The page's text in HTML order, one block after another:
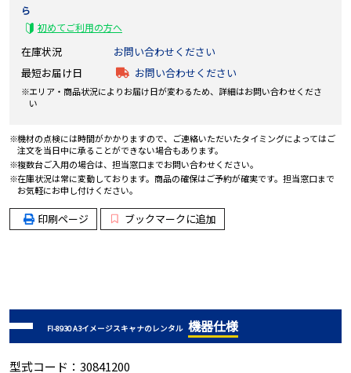
ら
初めてご利用の方へ
在庫状況
お問い合わせください
最短お届け日
お問い合わせください
エリア・商品状況によりお届け日が変わるため、詳細はお問い合わせくださ
い
機材の点検には時間がかかりますので、ご連絡いただいたタイミングによってはご
注文を当日中に承ることができない場合もあります。
複数台ご入用の場合は、担当窓口までお問い合わせください。
在庫状況は常に変動しております。商品の確保はご予約が確実です。担当窓口まで
お気軽にお申し付けください。
印刷ページ ブックマークに追加
FI-8930 A3イメージスキャナのレンタル 機器仕様
型式コード：30841200